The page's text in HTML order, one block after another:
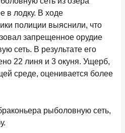
в лодку. В ходе
полиции выяснили, что
запрещенное орудие
сеть. В результате его
22 линя и 3 окуня. Ущерб,
среде, оценивается более
рыболовную сеть,